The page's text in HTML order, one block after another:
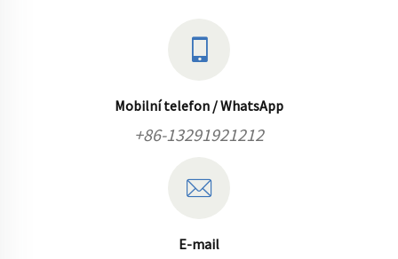
Mobilní telefon / WhatsApp
+86-13291921212
E-mail